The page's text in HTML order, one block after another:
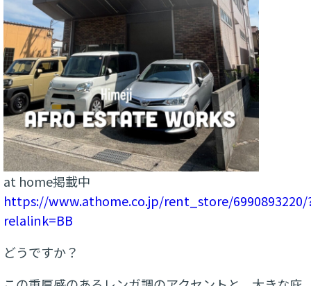
at home掲載中
https://www.athome.co.jp/rent_store/6990893220/
relalink=BB
どうですか？